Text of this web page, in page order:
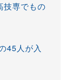
専でもの
45人が入